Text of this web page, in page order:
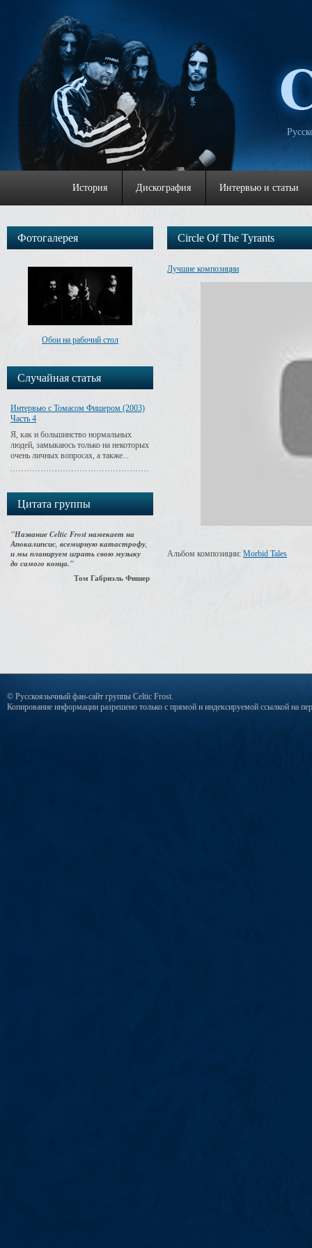
История Дискография Интервью и статьи
Фотогалерея
Обои на рабочий стол
Случайная статья
Интервью с Томасом Фишером (2003)
Часть 4
Я, как и большинство нормальных
людей, замыкаюсь только на некоторых
очень личных вопросах, а также...
Цитата группы
"Название Celtic Frost намекает на
Апокалипсис, всемирную катастрофу,
и мы планируем играть свою музыку
до самого конца."
Том Габриэль Фишер
Circle Of The Tyrants
Лучшие композиции
Альбом композиции: Morbid Tales
© Русскоязычный фан-сайт группы Celtic Frost.
Копирование информации разрешено только с прямой и индексируемой ссылкой на